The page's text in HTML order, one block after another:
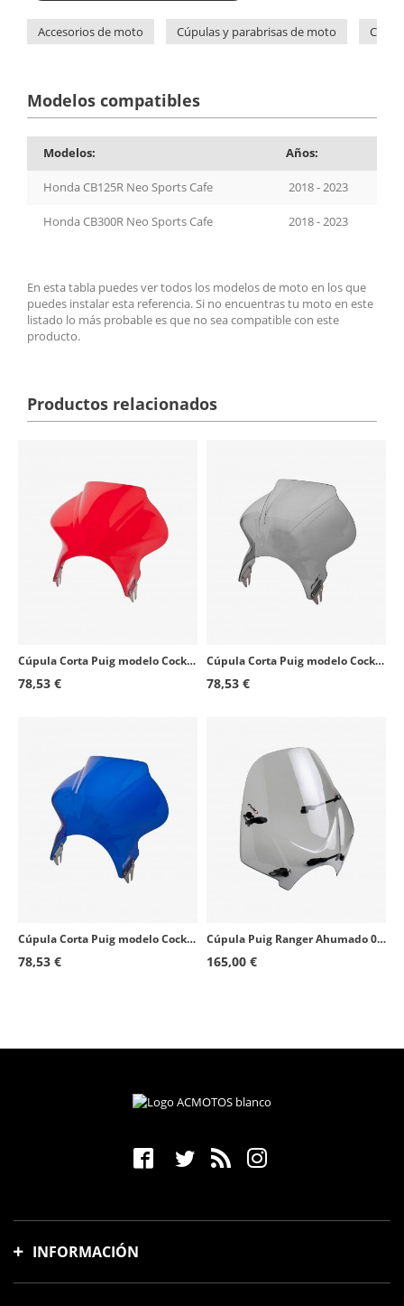
Accesorios de moto Cúpulas y parabrisas de moto
Modelos compatibles
Modelos: Años:
Honda CB125R Neo Sports Cafe 2018 - 2023
Honda CB300R Neo Sports Cafe 2018 - 2023
En esta tabla puedes ver todos los modelos de moto en los que
puedes instalar esta referencia. Si no encuentras tu moto en este
listado lo más probable es que no sea compatible con este
producto.
Productos relacionados
Cúpula Corta Puig modelo Cockpit para Faro Redondo color Rojo 1480R
78,53 €
Cúpula Corta Puig modelo Cockpit para Faro Redondo color Ahumado 1480H
78,53 €
Cúpula Corta Puig modelo Cockpit para Faro Redondo color Azul 1480A
78,53 €
Cúpula Puig Ranger Ahumado 0328H para motos de faro redondo
165,00 €
INFORMACIÓN